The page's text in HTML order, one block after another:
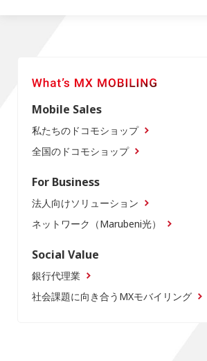
Mobile Sales
私たちのドコモショップ
全国のドコモショップ
For Business
法人向けソリューション
ネットワーク（Marubeni光）
Social Value
銀行代理業
社会課題に向き合うMXモバイリング